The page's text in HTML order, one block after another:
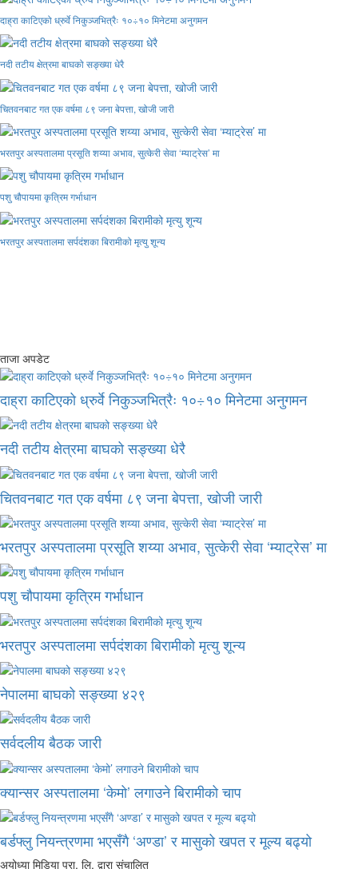
दाह्रा काटिएको ध्रुर्वे निकुञ्जभित्रैः १०÷१० मिनेटमा अनुगमन
नदी तटीय क्षेत्रमा बाघको सङ्ख्या धेरै
चितवनबाट गत एक वर्षमा ८९ जना बेपत्ता, खोजी जारी
भरतपुर अस्पतालमा प्रसूति शय्या अभाव, सुत्केरी सेवा ‘म्याट्रेस’ मा
पशु चौपायमा कृत्रिम गर्भाधान
भरतपुर अस्पतालमा सर्पदंशका बिरामीको मृत्यु शून्य
ताजा अपडेट
दाह्रा काटिएको ध्रुर्वे निकुञ्जभित्रैः १०÷१० मिनेटमा अनुगमन
नदी तटीय क्षेत्रमा बाघको सङ्ख्या धेरै
चितवनबाट गत एक वर्षमा ८९ जना बेपत्ता, खोजी जारी
भरतपुर अस्पतालमा प्रसूति शय्या अभाव, सुत्केरी सेवा ‘म्याट्रेस’ मा
पशु चौपायमा कृत्रिम गर्भाधान
भरतपुर अस्पतालमा सर्पदंशका बिरामीको मृत्यु शून्य
नेपालमा बाघको सङ्ख्या ४२९
सर्वदलीय बैठक जारी
क्यान्सर अस्पतालमा ‘केमो’ लगाउने बिरामीको चाप
बर्डफ्लु नियन्त्रणमा भएसँगै ‘अण्डा’ र मासुको खपत र मूल्य बढ्यो
अयोध्या मिडिया प्रा. लि. द्वारा संचालित